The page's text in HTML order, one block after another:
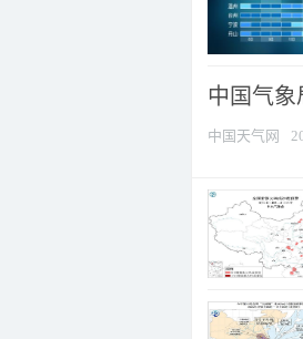
中国气
中国天气网